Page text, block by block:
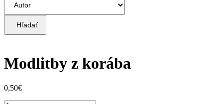
Hľadať
Modlitby z korába
0,50€